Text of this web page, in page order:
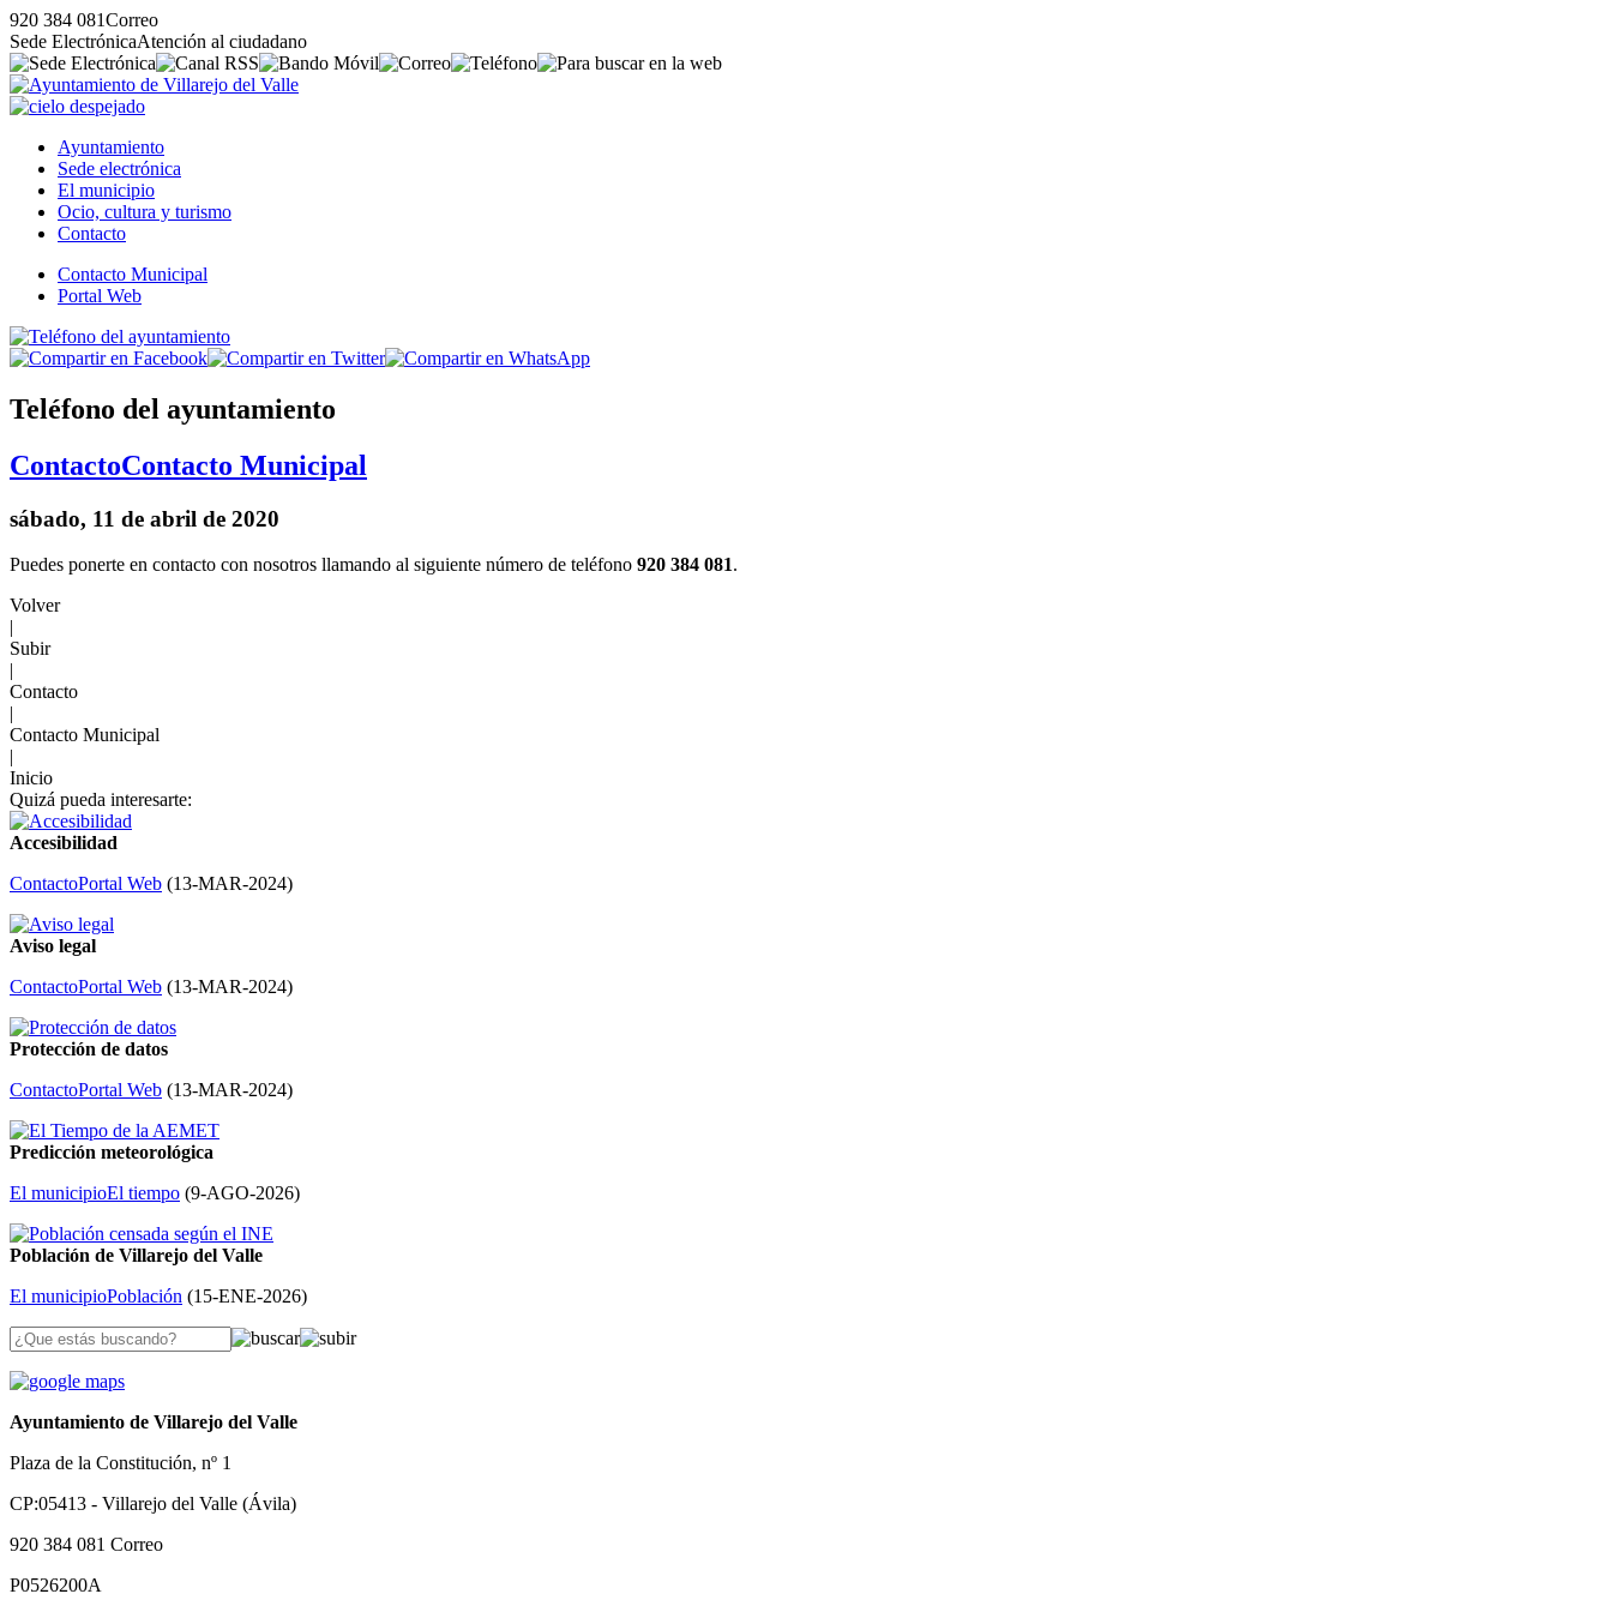
920 384 081Correo
Sede ElectrónicaAtención al ciudadano
Ayuntamiento
Sede electrónica
El municipio
Ocio, cultura y turismo
Contacto
Contacto Municipal
Portal Web
Teléfono del ayuntamiento
ContactoContacto Municipal
sábado, 11 de abril de 2020
Puedes ponerte en contacto con nosotros llamando al siguiente número de teléfono 920 384 081.
Volver
|
Subir
|
Contacto
|
Contacto Municipal
|
Inicio
Quizá pueda interesarte:
Accesibilidad
ContactoPortal Web (13-MAR-2024)
Aviso legal
ContactoPortal Web (13-MAR-2024)
Protección de datos
ContactoPortal Web (13-MAR-2024)
Predicción meteorológica
El municipioEl tiempo (9-AGO-2026)
Población de Villarejo del Valle
El municipioPoblación (15-ENE-2026)
Ayuntamiento de Villarejo del Valle
Plaza de la Constitución, nº 1
CP:05413 - Villarejo del Valle (Ávila)
920 384 081 Correo
P0526200A